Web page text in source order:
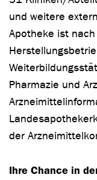
und weitere
Apotheke ist
Pharmazie und
der
Ihre Chance in